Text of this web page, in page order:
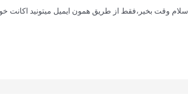
سلام وقت بخیر،فقط از طریق همون ایمیل میتونید اکانت